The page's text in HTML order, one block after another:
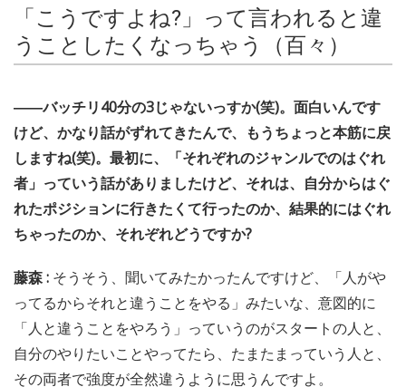
「こうですよね?」って言われると違
うことしたくなっちゃう（百々）
――バッチリ40分の3じゃないっすか(笑)。面白いんです
けど、かなり話がずれてきたんで、もうちょっと本筋に戻
しますね(笑)。最初に、「それぞれのジャンルでのはぐれ
者」っていう話がありましたけど、それは、自分からはぐ
れたポジションに行きたくて行ったのか、結果的にはぐれ
ちゃったのか、それぞれどうですか?
藤森 : そうそう、聞いてみたかったんですけど、「人がや
ってるからそれと違うことをやる」みたいな、意図的に
「人と違うことをやろう」っていうのがスタートの人と、
自分のやりたいことやってたら、たまたまっていう人と、
その両者で強度が全然違うように思うんですよ。